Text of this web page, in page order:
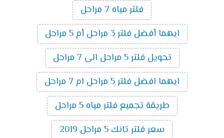
فلتر مياه 7 مراحل
ايهما أفضل فلتر 3 مراحل أم 5 مراحل
تحويل فلتر 5 مراحل الى 7 مراحل
ايهما افضل فلتر 5 مراحل ام 7 مراحل
طريقة تجميع فلتر مياه 5 مراحل
سعر فلتر تانك 5 مراحل 2019